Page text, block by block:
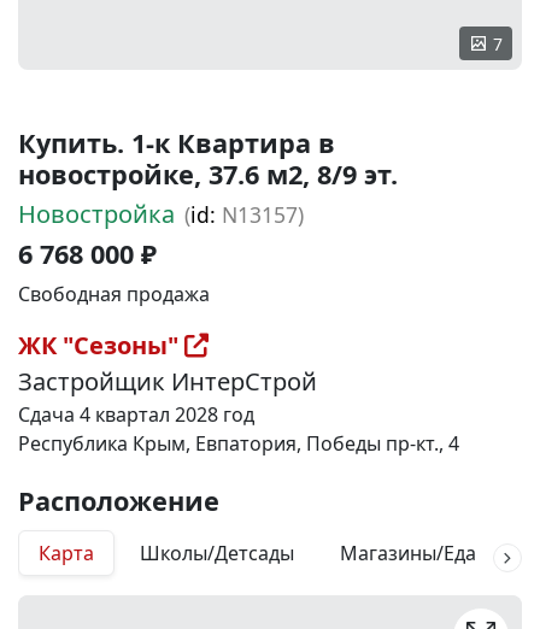
7
Купить. 1-к Квартира в
новостройке, 37.6 м2, 8/9 эт.
Новостройка (id: N13157)
6 768 000 ₽
Свободная продажа
ЖК "Сезоны"
Застройщик ИнтерСтрой
Сдача 4 квартал 2028 год
Республика Крым, Евпатория, Победы пр-кт., 4
Расположение
Карта Школы/Детсады Магазины/Еда